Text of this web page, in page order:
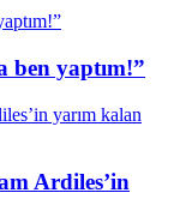
ben yaptım!”
Ardiles’in